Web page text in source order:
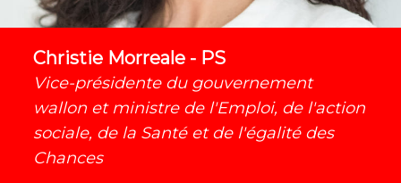
Christie Morreale - PS
Vice-présidente du gouvernement
wallon et ministre de l'Emploi, de l'action
sociale, de la Santé et de l'égalité des
Chances